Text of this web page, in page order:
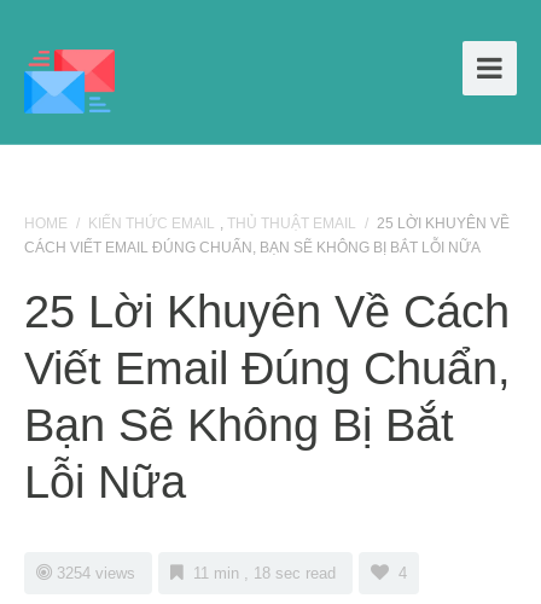
HOME / KIẾN THỨC EMAIL , THỦ THUẬT EMAIL / 25 LỜI KHUYÊN VỀ
CÁCH VIẾT EMAIL ĐÚNG CHUẨN, BẠN SẼ KHÔNG BỊ BẮT LỖI NỮA
25 Lời Khuyên Về Cách
Viết Email Đúng Chuẩn,
Bạn Sẽ Không Bị Bắt
Lỗi Nữa
3254 views 11 min , 18 sec read 4